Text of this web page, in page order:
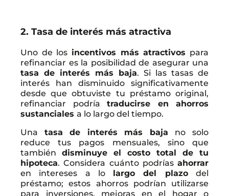
2. Tasa de interés más atractiva
Uno de los incentivos más atractivos para
refinanciar es la posibilidad de asegurar una
tasa de interés más baja. Si las tasas de
interés han disminuido significativamente
desde que obtuviste tu préstamo original,
refinanciar podría traducirse en ahorros
sustanciales a lo largo del tiempo.
Una tasa de interés más baja no solo
reduce tus pagos mensuales, sino que
también disminuye el costo total de tu
hipoteca. Considera cuánto podrías ahorrar
en intereses a lo largo del plazodel
préstamo; estos ahorros podrían utilizarse
para inversiones, mejoras en el hogar o